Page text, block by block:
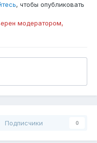
, чтобы опубликовать
модератором,
Подписчики 0